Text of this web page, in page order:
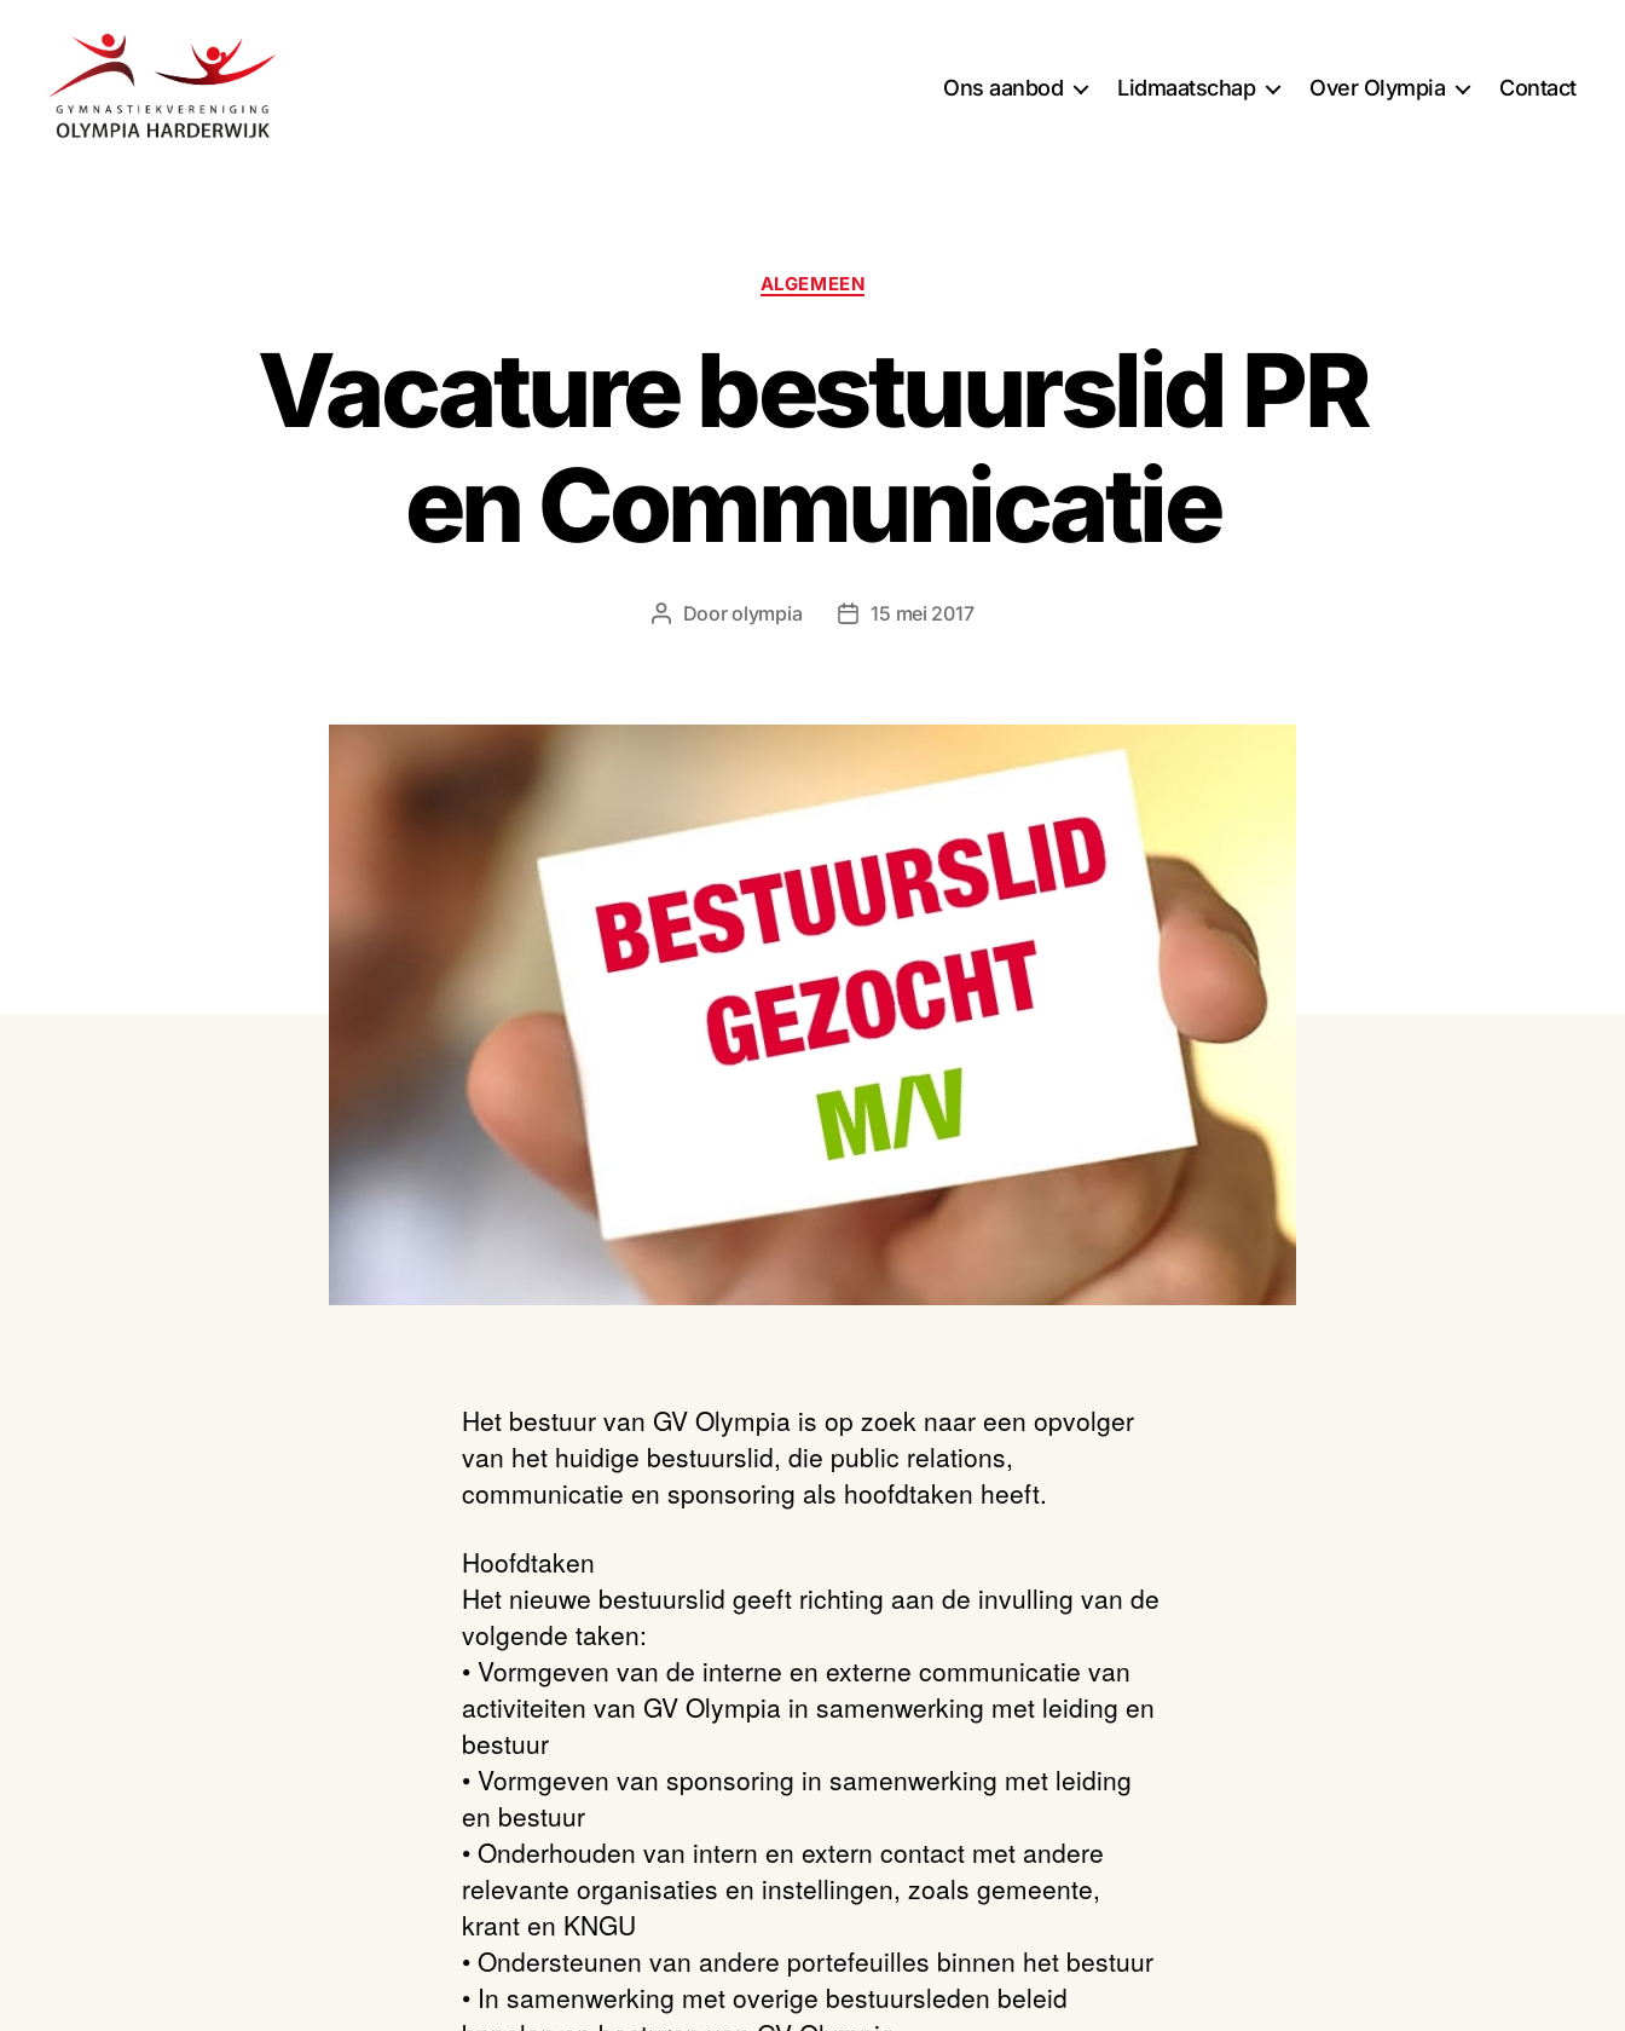
Ons aanbod Lidmaatschap Over Olympia Contact
Categorieën
ALGEMEEN
Vacature bestuurslid PR
en Communicatie
Berichtauteur
Doorolympia Berichtdatum
15 mei 2017
Het bestuur van GV Olympia is op zoek naar een opvolger
van het huidige bestuurslid, die public relations,
communicatie en sponsoring als hoofdtaken heeft.
Hoofdtaken
Het nieuwe bestuurslid geeft richting aan de invulling van de
volgende taken:
• Vormgeven van de interne en externe communicatie van
activiteiten van GV Olympia in samenwerking met leiding en
bestuur
• Vormgeven van sponsoring in samenwerking met leiding
en bestuur
• Onderhouden van intern en extern contact met andere
relevante organisaties en instellingen, zoals gemeente,
krant en KNGU
• Ondersteunen van andere portefeuilles binnen het bestuur
• In samenwerking met overige bestuursleden beleid